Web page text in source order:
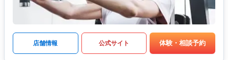
店舗情報 公式サイト 体験・相談予約